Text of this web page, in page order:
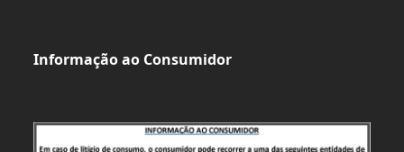
Informação ao Consumidor